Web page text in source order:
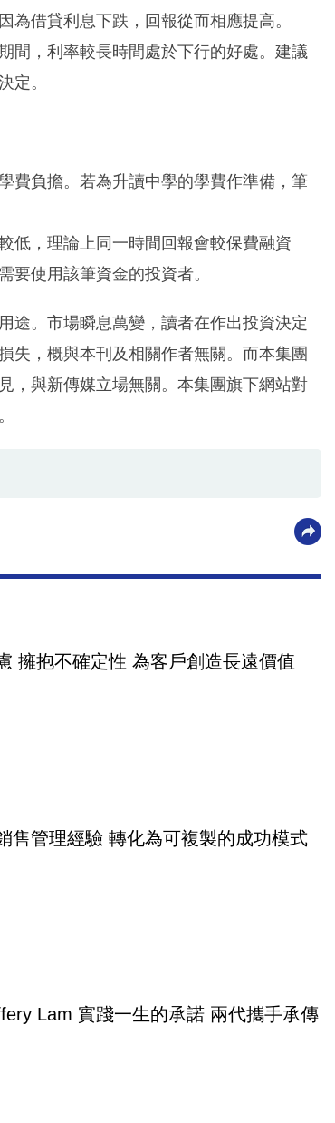
借貸利息下跌，回報從而相應提高。
間，利率較長時間處於下行的好處。建議
定。
費負擔。若為升讀中學的學費作準備，筆
低，理論上同一時間回報會較保費融資
要使用該筆資金的投資者。
途。市場瞬息萬變，讀者在作出投資決定
失，概與本刊及相關作者無關。而本集團
，與新傳媒立場無關。本集團旗下網站對
梁晉寧｜深思遠慮 擁抱不確定性 為客戶創造長遠價值
售管理經驗 轉化為可複製的成功模式
Lam 實踐一生的承諾 兩代攜手承傳